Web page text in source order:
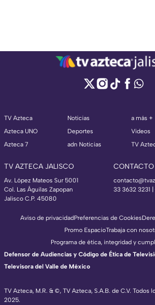
TV Azteca
Azteca UNO
Azteca 7
Noticias
Deportes
adn Noticias
a más +
Videos
TV
TV AZTECA JALISCO
Av. López Mateos Sur 5001
Col. Las Águilas Zapopan
Jalisco C.P. 45080
CONTACTO
33 3632 3231
TV Azteca, M.R. & ©, TV Azteca, S.A.B. de C.V. Todos
2025.
Aviso de privacidadPreferencias de Cookies
Promo EspacioTrabaja con
Programa de ética, integridad y
Defensor de Audiencias y Código de Ética de
Televisora del Valle de México